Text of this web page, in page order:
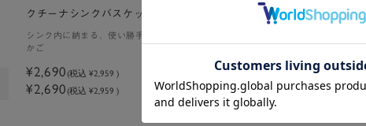
クチーナシンクバスケット S
シンク内に納まる、使い勝手のよい水切り
かご
¥2,690 (税込¥2,959 )
¥2,690 (税込 ¥2,959 )
ポンテ シンクスライドラック
¥1,690(税込 ¥1,859)
¥1,690(税込 ¥1,859 )